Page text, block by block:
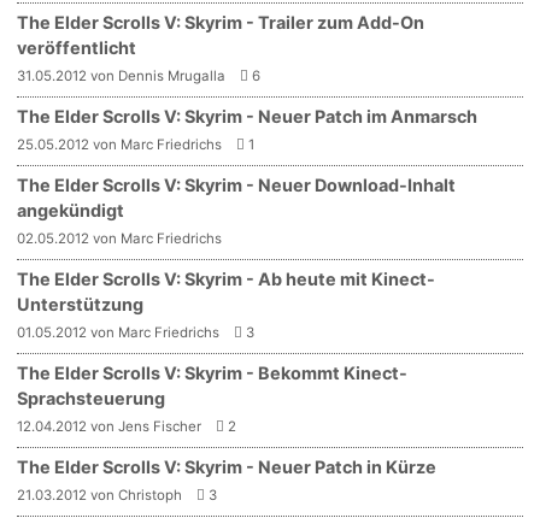
The Elder Scrolls V: Skyrim - Trailer zum Add-On
veröffentlicht
31.05.2012 von Dennis Mrugalla 6
The Elder Scrolls V: Skyrim - Neuer Patch im Anmarsch
25.05.2012 von Marc Friedrichs 1
The Elder Scrolls V: Skyrim - Neuer Download-Inhalt
angekündigt
02.05.2012 von Marc Friedrichs
The Elder Scrolls V: Skyrim - Ab heute mit Kinect-
Unterstützung
01.05.2012 von Marc Friedrichs 3
The Elder Scrolls V: Skyrim - Bekommt Kinect-
Sprachsteuerung
12.04.2012 von Jens Fischer 2
The Elder Scrolls V: Skyrim - Neuer Patch in Kürze
21.03.2012 von Christoph 3